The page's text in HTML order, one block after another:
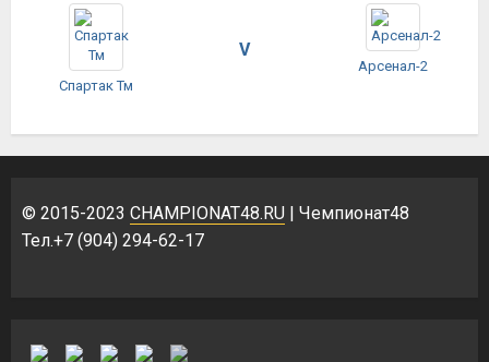
Спартак Тм
V
Арсенал-2
© 2015-2023 CHAMPIONAT48.RU | Чемпионат48
Тел.+7 (904) 294-62-17